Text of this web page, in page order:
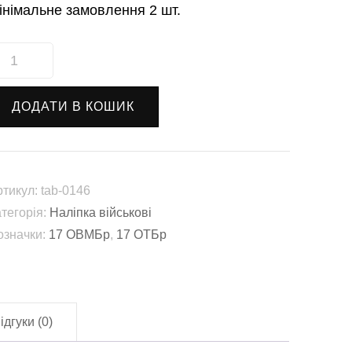
замовлення 2 шт.
ДОДАТИ В КОШИК
tab-0146
Наліпка військові
17 ОВМБр, 17 ОТБр
(0)